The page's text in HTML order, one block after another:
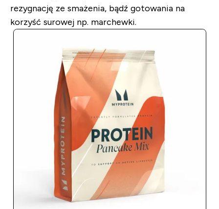
rezygnację ze smażenia, bądź gotowania na
korzyść surowej np. marchewki.